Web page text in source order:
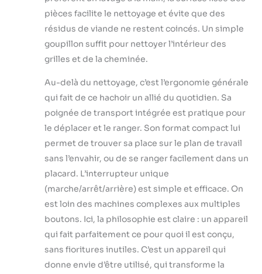
pièces facilite le nettoyage et évite que des
résidus de viande ne restent coincés. Un simple
goupillon suffit pour nettoyer l’intérieur des
grilles et de la cheminée.
Au-delà du nettoyage, c’est l’ergonomie générale
qui fait de ce hachoir un allié du quotidien. Sa
poignée de transport intégrée est pratique pour
le déplacer et le ranger. Son format compact lui
permet de trouver sa place sur le plan de travail
sans l’envahir, ou de se ranger facilement dans un
placard. L’interrupteur unique
(marche/arrêt/arrière) est simple et efficace. On
est loin des machines complexes aux multiples
boutons. Ici, la philosophie est claire : un appareil
qui fait parfaitement ce pour quoi il est conçu,
sans fioritures inutiles. C’est un appareil qui
donne envie d’être utilisé, qui transforme la